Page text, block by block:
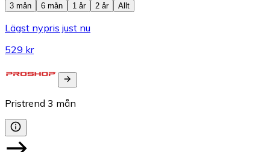
3 mån
6 mån 1 år 2 år Allt
Lägst nypris just nu
529 kr
Pristrend 3 mån